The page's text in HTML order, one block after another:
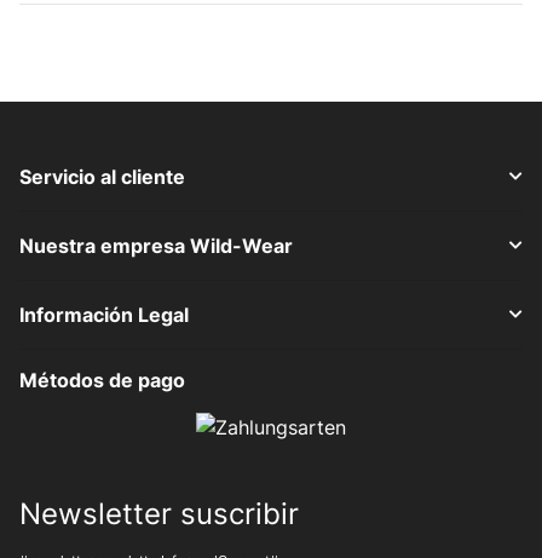
Servicio al cliente
Nuestra empresa Wild-Wear
Información Legal
Métodos de pago
Newsletter suscribir